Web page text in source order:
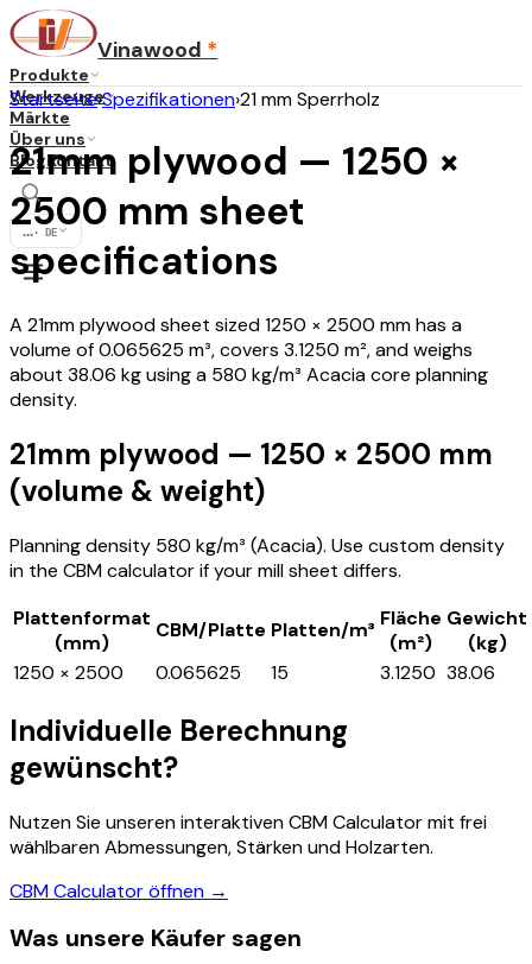
Vinawood *
Produkte
Werkzeuge
Märkte
Über uns
BlogKontakt
... · DE
Startseite›Spezifikationen›21 mm Sperrholz
21mm plywood — 1250 ×
2500 mm sheet
specifications
A 21mm plywood sheet sized 1250 × 2500 mm has a
volume of 0.065625 m³, covers 3.1250 m², and weighs
about 38.06 kg using a 580 kg/m³ Acacia core planning
density.
21mm plywood — 1250 × 2500 mm
(volume & weight)
Planning density 580 kg/m³ (Acacia). Use custom density
in the CBM calculator if your mill sheet differs.
Plattenformat
(mm)
CBM/Platte Platten/m³ Fläche
(m²)
Gewicht
(kg)
1250 × 2500
0.065625 15 3.1250 38.06
Individuelle Berechnung
gewünscht?
Nutzen Sie unseren interaktiven CBM Calculator mit frei
wählbaren Abmessungen, Stärken und Holzarten.
CBM Calculator öffnen →
Was unsere Käufer sagen